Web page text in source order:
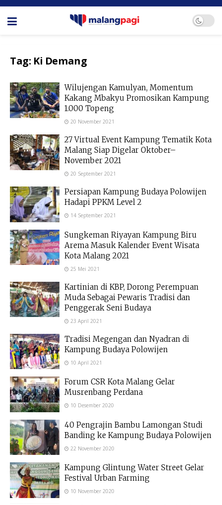
Tag: Ki Demang
Wilujengan Kamulyan, Momentum
Kakang Mbakyu Promosikan Kampung
1.000 Topeng
20 November 2021
27 Virtual Event Kampung Tematik Kota
Malang Siap Digelar Oktober–
November 2021
20 September 2021
Persiapan Kampung Budaya Polowijen
Hadapi PPKM Level 2
14 September 2021
Sungkeman Riyayan Kampung Biru
Arema Masuk Kalender Event Wisata
Kota Malang 2021
25 Mei 2021
Kartinian di KBP, Dorong Perempuan
Muda Sebagai Pewaris Tradisi dan
Penggerak Seni Budaya
23 April 2021
Tradisi Megengan dan Nyadran di
Kampung Budaya Polowijen
10 April 2021
Forum CSR Kota Malang Gelar
Musrenbang Perdana
10 Desember 2020
40 Pengrajin Bambu Lamongan Studi
Banding ke Kampung Budaya Polowijen
22 November 2020
Kampung Glintung Water Street Gelar
Festival Urban Farming
10 November 2020